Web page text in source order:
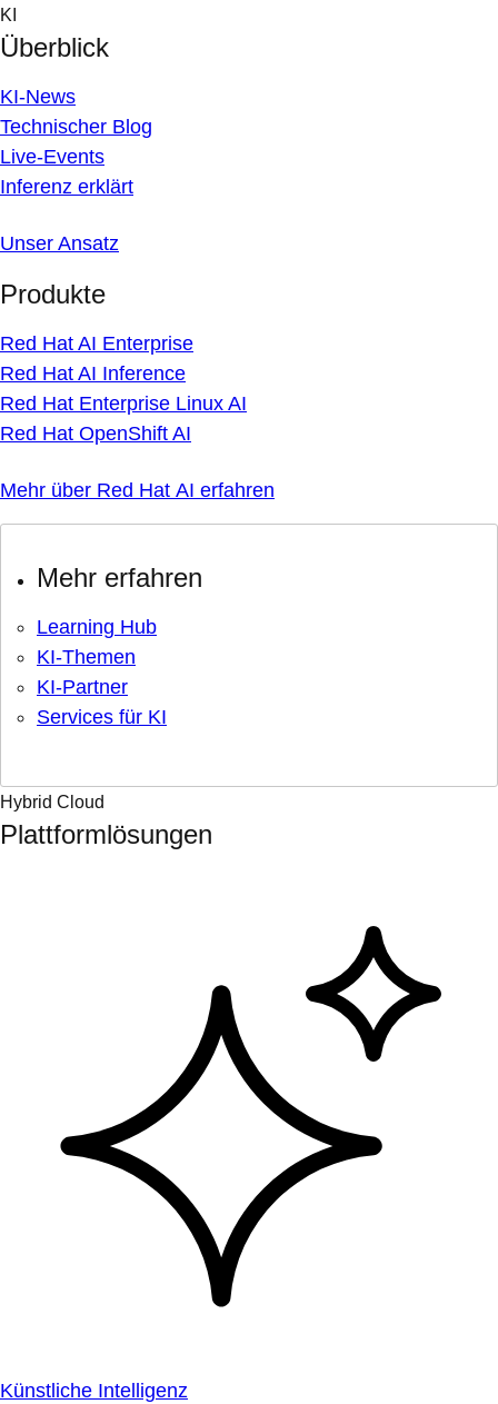
Skip
to
content
KI
Überblick
KI-News
Technischer Blog
Live-Events
Inferenz erklärt
Unser Ansatz
Produkte
Red Hat AI Enterprise
Red Hat AI Inference
Red Hat Enterprise Linux AI
Red Hat OpenShift AI
Mehr über Red Hat AI erfahren
Mehr erfahren
Learning Hub
KI-Themen
KI-Partner
Services für KI
Hybrid Cloud
Plattformlösungen
Künstliche Intelligenz